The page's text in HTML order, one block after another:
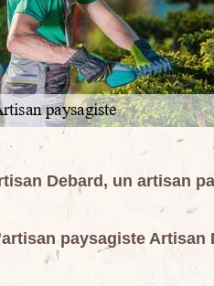
Debard, un artisan
paysagiste Artisan